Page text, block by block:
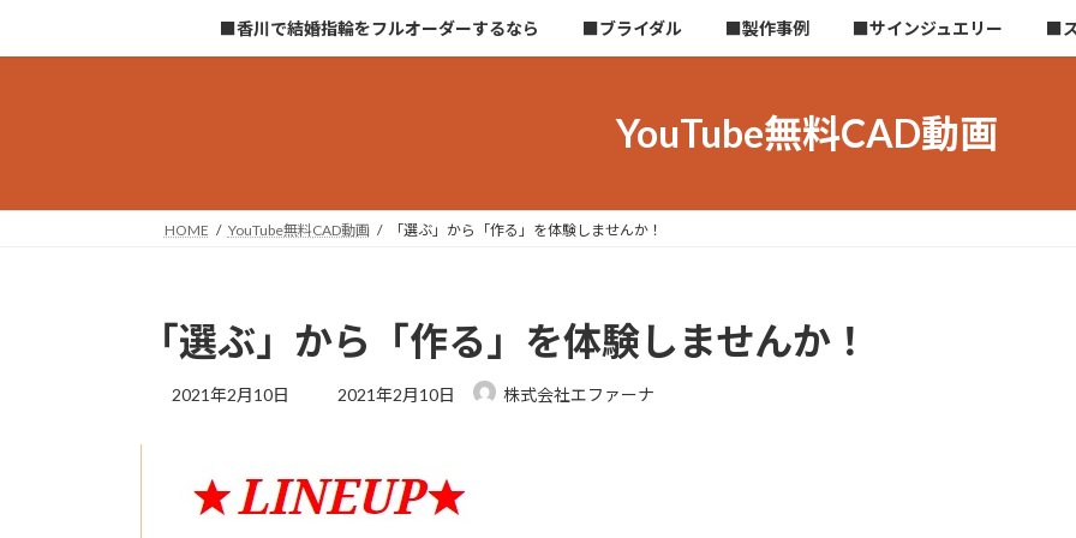
キ
に
■香川で結婚指輪をフルオーダーするなら ■ブライダル ■製作事例 ■サインジュエリー ■
YouTube無料CAD動画
HOME YouTube無料CAD動画 「選ぶ」から「作る」を体験しませんか！
「選ぶ」から「作る」を体験しませんか！
2021年2月10日
最
日
時
2021年2月10日 株式会社エファーナ